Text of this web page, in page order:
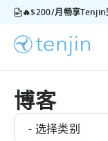
博客
- 选择类别